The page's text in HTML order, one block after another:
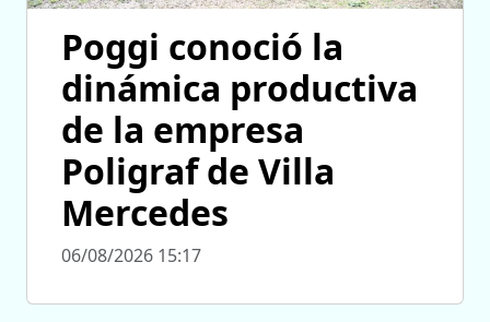
Poggi conoció la
dinámica productiva
de la empresa
Poligraf de Villa
Mercedes
06/08/2026 15:17